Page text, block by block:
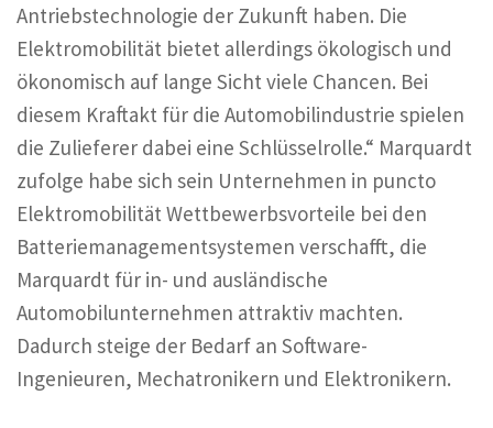
Antriebstechnologie der Zukunft haben. Die
Elektromobilität bietet allerdings ökologisch und
ökonomisch auf lange Sicht viele Chancen. Bei
diesem Kraftakt für die Automobilindustrie spielen
die Zulieferer dabei eine Schlüsselrolle.“ Marquardt
zufolge habe sich sein Unternehmen in puncto
Elektromobilität Wettbewerbsvorteile bei den
Batteriemanagementsystemen verschafft, die
Marquardt für in- und ausländische
Automobilunternehmen attraktiv machten.
Dadurch steige der Bedarf an Software-
Ingenieuren, Mechatronikern und Elektronikern.